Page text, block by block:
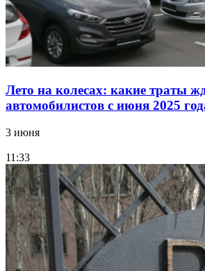
Лето на колесах: какие траты
автомобилистов с июня 2025
3 июня
11:33